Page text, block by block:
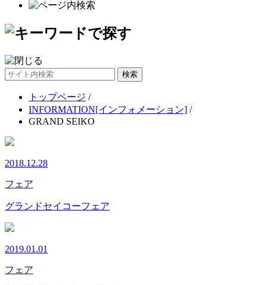
サ
索
トップページ /
INFORMATION[インフォメーション] /
GRAND SEIKO
2018.12.28
フェア
グランドセイコーフェア
2019.01.01
フェア